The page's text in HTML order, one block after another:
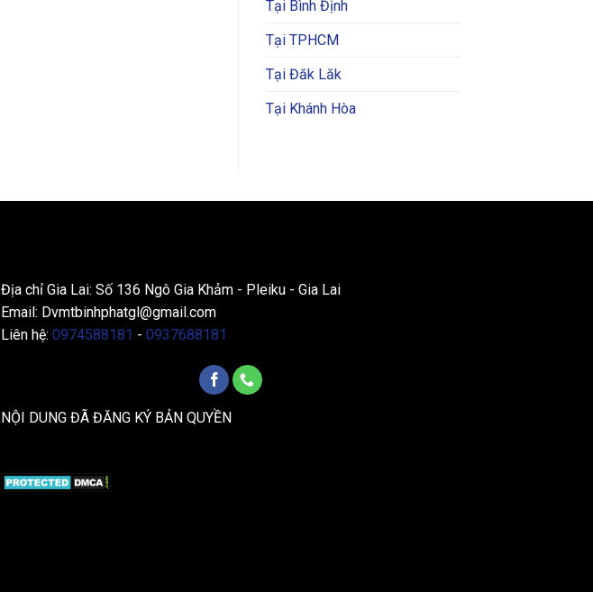
Tại Bình Định
Tại TPHCM
Tại Đăk Lăk
Tại Khánh Hòa
Địa chỉ Gia Lai: Số 136 Ngô Gia Khảm - Pleiku - Gia Lai
Email: Dvmtbinhphatgl@gmail.com
Liên hệ: 0974588181 - 0937688181
NỘI DUNG ĐÃ ĐĂNG KÝ BẢN QUYỀN